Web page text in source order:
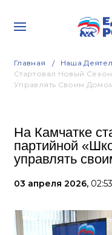
Главная Наша
Стартовал Новый
Управлять Своим
На Камчатке
партийной
управлять
03 апреля 2026, 02:53